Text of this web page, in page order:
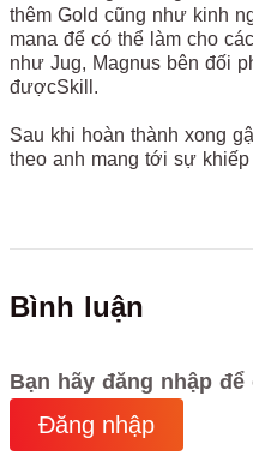
thêm Gold cũng như kinh
mana để có thể làm cho
như Jug, Magnus bên đối
đượcSkill.
Sau khi hoàn thành xong
theo anh mang tới sự
Bình luận
Bạn hãy đăng nhập
Đăng nhập